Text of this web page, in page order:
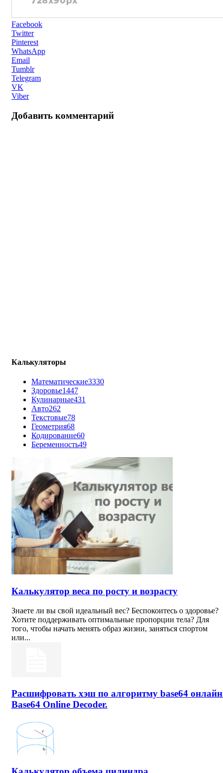
Facebook
Twitter
Pinterest
WhatsApp
Email
Tumblr
Telegram
VK
Viber
Добавить комментарий
Калькуляторы
Математические3330
Здоровье1447
Кулинарные431
Авто262
Текстовые78
Геометрия68
Кодирование60
Беременность49
Калькулятор веса по росту и возрасту
Знаете ли вы свой идеальный вес? Беспокоитесь о здоровье?
Хотите поддерживать оптимальные пропорции тела? Для
того, чтобы начать менять образ жизни, заняться спортом
или...
Расшифровать хэш по алгоритму base64
Base64 Online Decoder.